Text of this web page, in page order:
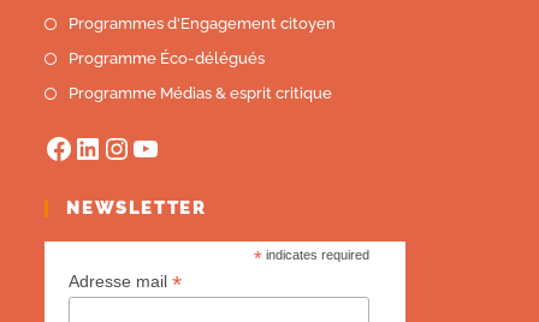
Programmes d'Engagement citoyen
Programme Éco-délégués
Programme Médias & esprit critique
NEWSLETTER
* indicates required
Adresse mail*